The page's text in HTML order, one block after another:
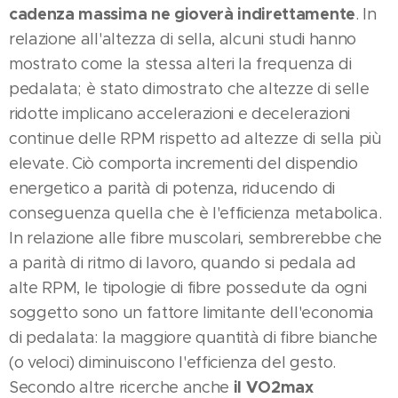
cadenza massima ne gioverà indirettamente. In
relazione all'altezza di sella, alcuni studi hanno
mostrato come la stessa alteri la frequenza di
pedalata; è stato dimostrato che altezze di selle
ridotte implicano accelerazioni e decelerazioni
continue delle RPM rispetto ad altezze di sella più
elevate. Ciò comporta incrementi del dispendio
energetico a parità di potenza, riducendo di
conseguenza quella che è l'efficienza metabolica.
In relazione alle fibre muscolari, sembrerebbe che
a parità di ritmo di lavoro, quando si pedala ad
alte RPM, le tipologie di fibre possedute da ogni
soggetto sono un fattore limitante dell'economia
di pedalata: la maggiore quantità di fibre bianche
(o veloci) diminuiscono l'efficienza del gesto.
Secondo altre ricerche anche il VO2max